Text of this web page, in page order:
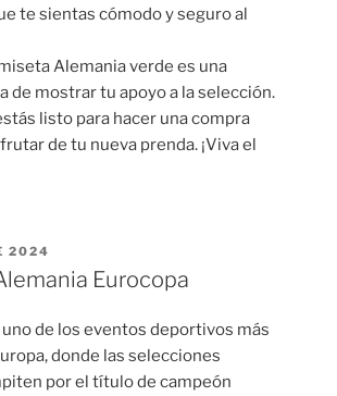
te sientas cómodo y seguro al
Alemania verde es una
de mostrar tu apoyo a la selección.
listo para hacer una compra
de tu nueva prenda. ¡Viva el
2024
Eurocopa
uno de los eventos deportivos más
donde las selecciones
por el título de campeón